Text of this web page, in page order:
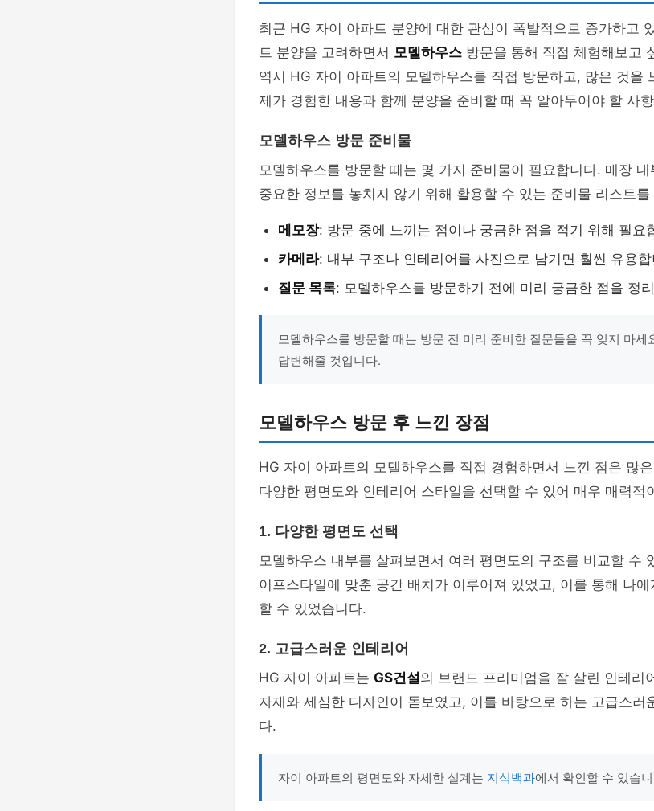
최근 HG 자이 아파트 분양에 대한 관심이 폭발적으로 증가하고
트 분양을 고려하면서 모델하우스 방문을 통해 직접 체험해보고
역시 HG 자이 아파트의 모델하우스를 직접 방문하고, 많은 것을
제가 경험한 내용과 함께 분양을 준비할 때 꼭 알아두어야 할 사
모델하우스 방문 준비물
모델하우스를 방문할 때는 몇 가지 준비물이 필요합니다. 매장
중요한 정보를 놓치지 않기 위해 활용할 수 있는 준비물 리스트를
메모장: 방문 중에 느끼는 점이나 궁금한 점을 적기 위해 필요
카메라: 내부 구조나 인테리어를 사진으로 남기면 훨씬 유용
질문 목록: 모델하우스를 방문하기 전에 미리 궁금한 점을 정
모델하우스를 방문할 때는 방문 전 미리 준비한 질문들을 꼭 잊지 마세
답변해줄 것입니다.
모델하우스 방문 후 느낀 장점
HG 자이 아파트의 모델하우스를 직접 경험하면서 느낀 점은 많
다양한 평면도와 인테리어 스타일을 선택할 수 있어 매우 매력적
1. 다양한 평면도 선택
모델하우스 내부를 살펴보면서 여러 평면도의 구조를 비교할 수
이프스타일에 맞춘 공간 배치가 이루어져 있었고, 이를 통해 나
할 수 있었습니다.
2. 고급스러운 인테리어
HG 자이 아파트는 GS건설의 브랜드 프리미엄을 잘 살린 인테리
자재와 세심한 디자인이 돋보였고, 이를 바탕으로 하는 고급스러
다.
자이 아파트의 평면도와 자세한 설계는 지식백과에서 확인할 수 있습